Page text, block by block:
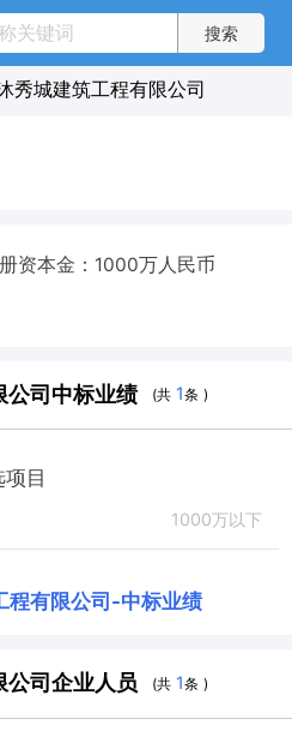
秀城建筑工程有限公司
资本金：1000万人民币
公司中标业绩 (共 1条 )
目
1000万以下
程有限公司 -中标业绩
公司企业人员 (共 1条 )